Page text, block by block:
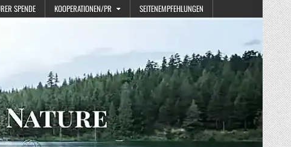
SPENDE KOOPERATIONEN/PR SEITENEMPFEHLUNGEN